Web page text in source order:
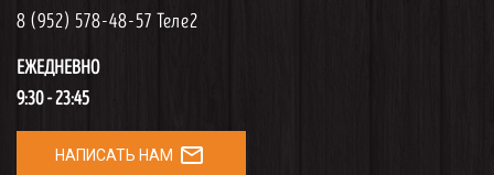
8 (952) 578-48-57 Теле2
ЕЖЕДНЕВНО
9:30 - 23:45
НАПИСАТЬ НАМ mail_outline